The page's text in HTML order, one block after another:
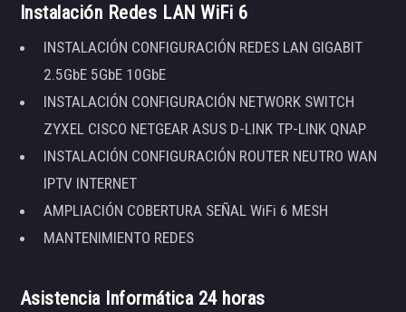
Instalación Redes LAN WiFi 6
INSTALACIÓN CONFIGURACIÓN REDES LAN GIGABIT
2.5GbE 5GbE 10GbE
INSTALACIÓN CONFIGURACIÓN NETWORK SWITCH
ZYXEL CISCO NETGEAR ASUS D-LINK TP-LINK QNAP
INSTALACIÓN CONFIGURACIÓN ROUTER NEUTRO WAN
IPTV INTERNET
AMPLIACIÓN COBERTURA SEÑAL WiFi 6 MESH
MANTENIMIENTO REDES
Asistencia Informática 24 horas